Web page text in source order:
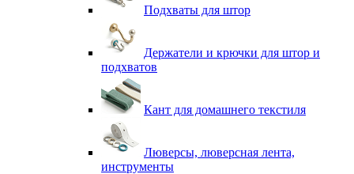
Подхваты для штор
Держатели и крючки для штор и
подхватов
Кант для домашнего текстиля
Люверсы, люверсная лента,
инструменты